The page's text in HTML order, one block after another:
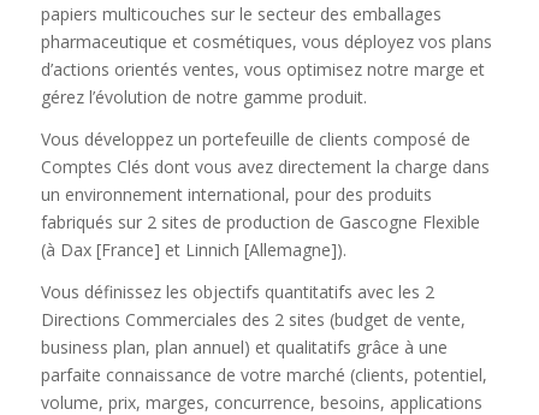
papiers multicouches sur le secteur des emballages
pharmaceutique et cosmétiques, vous déployez vos plans
d’actions orientés ventes, vous optimisez notre marge et
gérez l’évolution de notre gamme produit.
Vous développez un portefeuille de clients composé de
Comptes Clés dont vous avez directement la charge dans
un environnement international, pour des produits
fabriqués sur 2 sites de production de Gascogne Flexible
(à Dax [France] et Linnich [Allemagne]).
Vous définissez les objectifs quantitatifs avec les 2
Directions Commerciales des 2 sites (budget de vente,
business plan, plan annuel) et qualitatifs grâce à une
parfaite connaissance de votre marché (clients, potentiel,
volume, prix, marges, concurrence, besoins, applications